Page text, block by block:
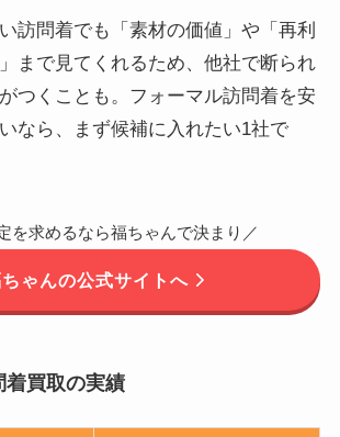
訪問着でも「素材の価値」や「再利
まで見てくれるため、他社で断られ
つくことも。フォーマル訪問着を安
なら、まず候補に入れたい1社で
を求めるなら福ちゃんで決まり／
ゃんの公式サイトへ
着買取の実績